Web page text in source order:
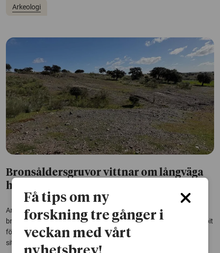
Arkeologi
Bronsåldersgruvor vittnar om långväga
handel i Europa
Arkeologer vid Göteborgs universitet har hittat flera gruvor från
bronsåldern i sydvästra Spanien. Fynden kan vara en viktig pusselbit
för att förstå var metallen i skandinaviska bronsåldersföremål har
sitt ursprung.
Få tips om ny
forskning tre gånger i
veckan med vårt